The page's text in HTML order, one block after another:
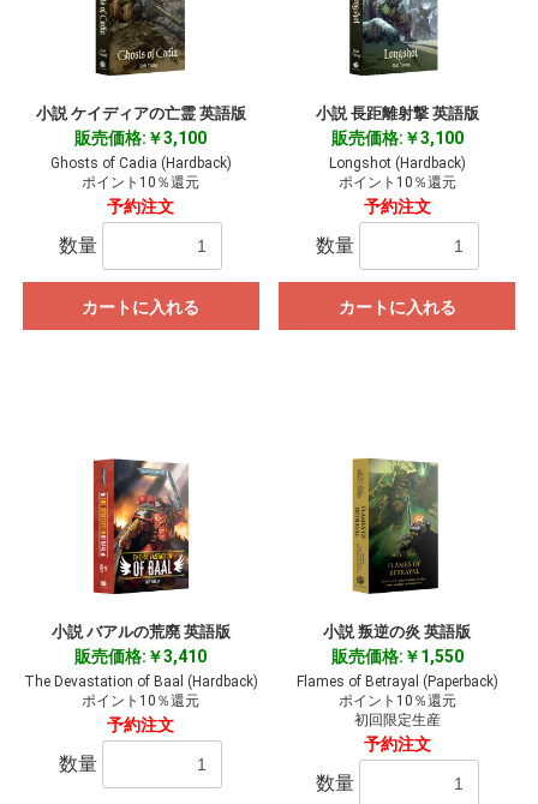
小説 ケイディアの亡霊 英語版
販売価格:￥3,100
Ghosts of Cadia (Hardback)
ポイント10％還元
予約注文
数量
カートに入れる
小説 長距離射撃 英語版
販売価格:￥3,100
Longshot (Hardback)
ポイント10％還元
予約注文
数量
カートに入れる
小説 バアルの荒廃 英語版
販売価格:￥3,410
The Devastation of Baal (Hardback)
ポイント10％還元
予約注文
数量
小説 叛逆の炎 英語版
販売価格:￥1,550
Flames of Betrayal (Paperback)
ポイント10％還元
初回限定生産
予約注文
数量